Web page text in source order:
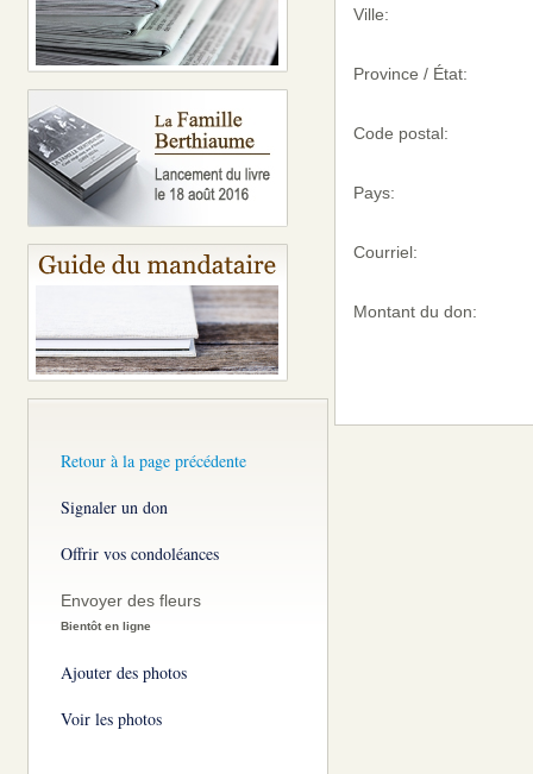
Retour à la page précédente
Signaler un don
Offrir vos condoléances
Envoyer des fleurs
Bientôt en ligne
Ajouter des photos
Voir les photos
Ville:
Province / État:
Code postal:
Pays:
Courriel:
Montant du don: